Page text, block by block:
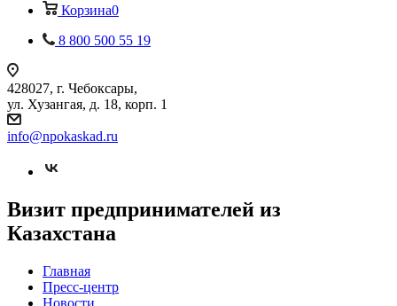
Корзина0
8 800 500 55 19
428027, г. Чебоксары,
ул. Хузангая, д. 18, корп. 1
info@npokaskad.ru
Визит предпринимателей из
Казахстана
Главная
Пресс-центр
Новости